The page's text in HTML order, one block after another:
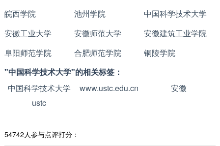
皖西学院
池州学院
中国科学技术大学
安徽工业大学
安徽师范大学
安徽建筑工业学院
阜阳师范学院
合肥师范学院
铜陵学院
"中国科学技术大学"的相关标签：
中国科学技术大学
www.ustc.edu.cn
安徽
ustc
54742人参与点评打分：